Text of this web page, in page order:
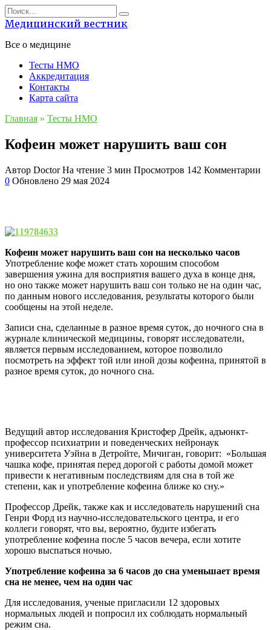
Перейти
к
содержанию
Search
for:
Медицинский вестник
Все о медицине
Тесты НМО
Аккредитация
Контакты
Карта сайта
Главная » Тесты НМО
Кофеин может нарушить ваш сон
Автор Doctor На чтение 3 мин Просмотров 142 Комментарии
0 Обновлено 29 мая 2024
Кофеин может нарушить ваш сон на несколько часов
Употребление кофе может стать хорошим способом
завершения ужина для восприятия вашего духа в конце дня,
но оно также может нарушить ваш сон только не на один час,
по данным нового исследования, результаты которого были
сообщены на этой неделе.
Записи сна, сделанные в разное время суток, до ночного сна в
журнале клинической медицины, говорят исследователи,
является первым исследованием, которое позволило
посмотреть на эффект той или иной дозы кофеина, принятой в
разное время суток, до ночного сна.
Ведущий автор исследования Кристофер Дрейк, адъюнкт-
профессор психиатрии и поведенческих нейронаук
университета Уэйна в Детройте, Мичиган, говорит: «Большая
чашка кофе, принятая перед дорогой с работы домой может
привести к негативным последствиям для сна в той же
степени, как и употребление кофеина ближе ко сну.»
Профессор Дрейк, также как и исследователь нарушений сна
Генри Форд из научно-исследовательского центра, и его
коллеги говорят, что вы, вероятно, будите избегать
употребление кофеина после 5 часов вечера, если хотите
хорошо выспаться ночью.
Употребление кофеина за 6 часов до сна уменьшает время
сна не менее, чем на один час
Для исследования, ученые пригласили 12 здоровых
нормальных людей и попросил их соблюдать нормальный
режим сна.